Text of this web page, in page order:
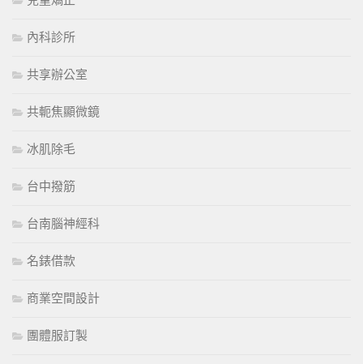
內科診所
共享辦公室
共軛焦顯微鏡
冰肌除毛
台中撥筋
台南腦神經科
名錶借款
商業空間設計
團體服訂製